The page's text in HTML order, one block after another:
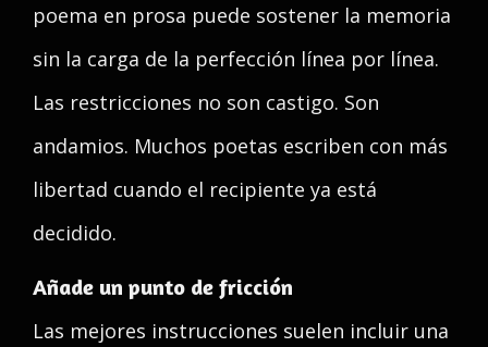
poema en prosa puede sostener la memoria
sin la carga de la perfección línea por línea.
Las restricciones no son castigo. Son
andamios. Muchos poetas escriben con más
libertad cuando el recipiente ya está
decidido.
Añade un punto de fricción
Las mejores instrucciones suelen incluir una